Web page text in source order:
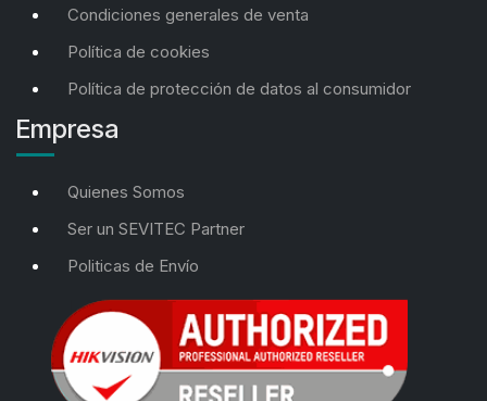
Condiciones generales de venta
Política de cookies
Política de protección de datos al consumidor
Empresa
Quienes Somos
Ser un SEVITEC Partner
Politicas de Envío